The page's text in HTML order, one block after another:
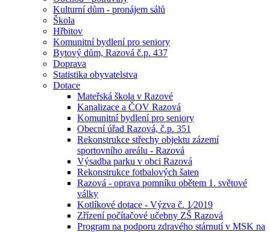
Kulturní dům - pronájem sálů
Škola
Hřbitov
Komunitní bydlení pro seniory
Bytový dům, Razová č.p. 437
Doprava
Statistika obyvatelstva
Dotace
Mateřská škola v Razové
Kanalizace a ČOV Razová
Komunitní bydlení pro seniory
Obecní úřad Razová, č.p. 351
Rekonstrukce střechy objektu zázemí
sportovního areálu - Razová
Výsadba parku v obci Razová
Rekonstrukce fotbalových šaten
Razová - oprava pomníku obětem 1. světové
války
Kotlíkové dotace - Výzva č. 1⁄2019
Zřízení počítačové učebny ZŠ Razová
Program na podporu zdravého stárnutí v MSK na